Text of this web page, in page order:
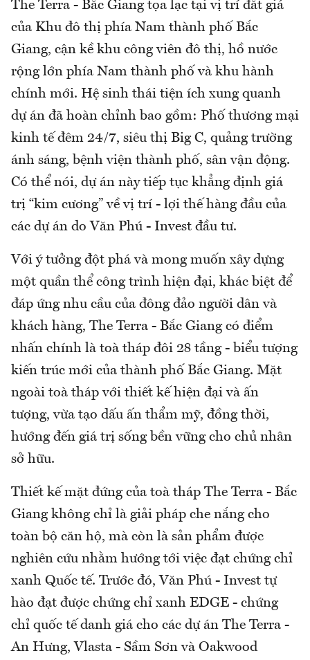
The Terra - Bắc Giang tọa lạc tại vị trí đắt giá
của Khu đô thị phía Nam thành phố Bắc
Giang, cận kề khu công viên đô thị, hồ nước
rộng lớn phía Nam thành phố và khu hành
chính mới. Hệ sinh thái tiện ích xung quanh
dự án đã hoàn chỉnh bao gồm: Phố thương mại
kinh tế đêm 24/7, siêu thị Big C, quảng trường
ánh sáng, bệnh viện thành phố, sân vận động.
Có thể nói, dự án này tiếp tục khẳng định giá
trị “kim cương” về vị trí - lợi thế hàng đầu của
các dự án do Văn Phú - Invest đầu tư.
Với ý tưởng đột phá và mong muốn xây dựng
một quần thể công trình hiện đại, khác biệt để
đáp ứng nhu cầu của đông đảo người dân và
khách hàng, The Terra - Bắc Giang có điểm
nhấn chính là toà tháp đôi 28 tầng - biểu tượng
kiến trúc mới của thành phố Bắc Giang. Mặt
ngoài toà tháp với thiết kế hiện đại và ấn
tượng, vừa tạo dấu ấn thẩm mỹ, đồng thời,
hướng đến giá trị sống bền vững cho chủ nhân
sở hữu.
Thiết kế mặt đứng của toà tháp The Terra - Bắc
Giang không chỉ là giải pháp che nắng cho
toàn bộ căn hộ, mà còn là sản phẩm được
nghiên cứu nhằm hướng tới việc đạt chứng chỉ
xanh Quốc tế. Trước đó, Văn Phú - Invest tự
hào đạt được chứng chỉ xanh EDGE - chứng
chỉ quốc tế danh giá cho các dự án The Terra -
An Hưng, Vlasta - Sầm Sơn và Oakwood